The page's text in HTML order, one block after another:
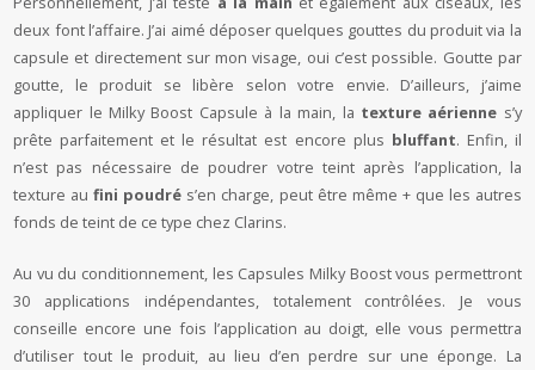
deux font l’affaire. J’ai aimé déposer quelques gouttes du produit via la
capsule et directement sur mon visage, oui c’est possible. Goutte par
goutte, le produit se libère selon votre envie. D’ailleurs, j’aime
appliquer le Milky Boost Capsule à la main, la texture aérienne s’y
prête parfaitement et le résultat est encore plus bluffant. Enfin, il
n’est pas nécessaire de poudrer votre teint après l’application, la
texture aufini poudré s’en charge, peut être même + que les autres
fonds de teint de ce type chez Clarins.
Au vu du conditionnement, les Capsules Milky Boost vous permettront
30 applications indépendantes, totalement contrôlées. Je vous
conseille encore une fois l’application au doigt, elle vous permettra
d’utiliser tout le produit, au lieu d’en perdre sur une éponge. La